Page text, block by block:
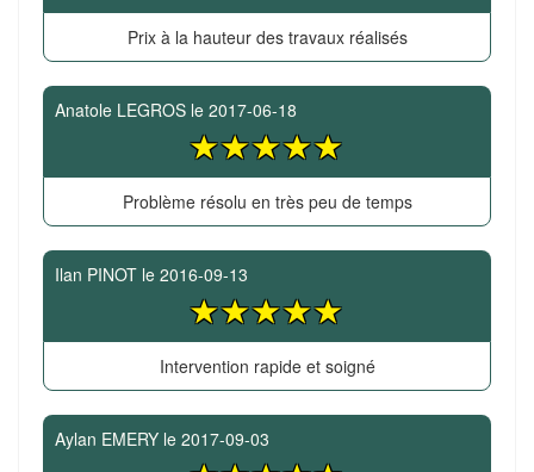
Prix à la hauteur des travaux réalisés
Anatole LEGROS le 2017-06-18
Problème résolu en très peu de temps
Ilan PINOT le 2016-09-13
Intervention rapide et soigné
Aylan EMERY le 2017-09-03